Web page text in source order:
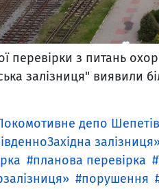
перевірки з питань
залізниця" виявили
депо
планова перевірка
порушення